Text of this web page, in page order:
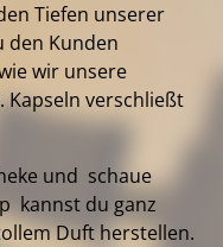
Tiefen unserer
den Kunden
wir unsere
Kapseln verschließt
und schaue
kannst du ganz
Duft herstellen.